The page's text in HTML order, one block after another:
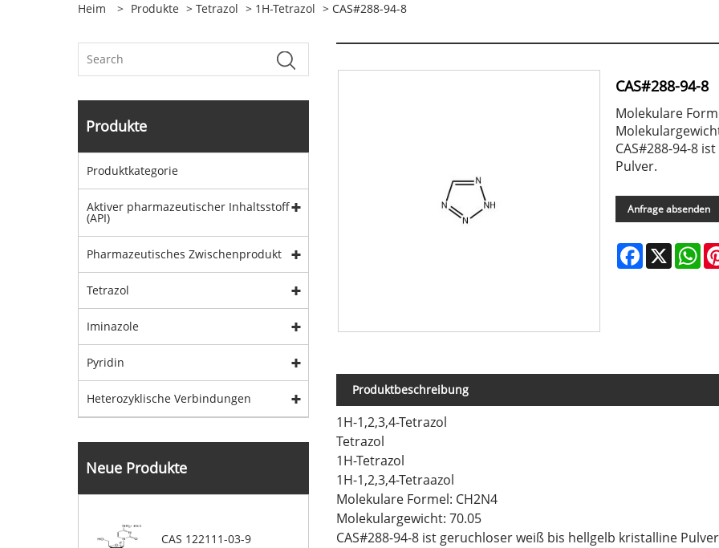
Heim > Produkte > Tetrazol > 1H-Tetrazol > CAS#288-94-8
Produkte
Produktkategorie
Aktiver pharmazeutischer Inhaltsstoff
(API)
Pharmazeutisches Zwischenprodukt
Tetrazol
Iminazole
Pyridin
Heterozyklische Verbindungen
Neue Produkte
CAS 122111-03-9
CAS#288-94-8
Molekulare
CAS#288-94-8
Pulver.
Anfrage absenden
Facebook
X
Produktbeschreibung
1H-1,2,3,4-Tetrazol
Tetrazol
1H-Tetrazol
1H-1,2,3,4-Tetraazol
Molekulare Formel: CH2N4
Molekulargewicht: 70.05
CAS#288-94-8 ist geruchloser weiß bis hellgelb kristalline